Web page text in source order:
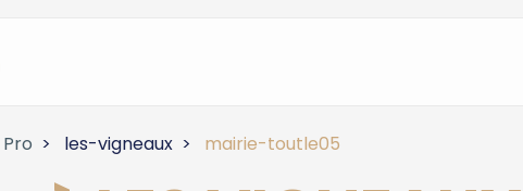
les-vigneaux mairie-toutle05